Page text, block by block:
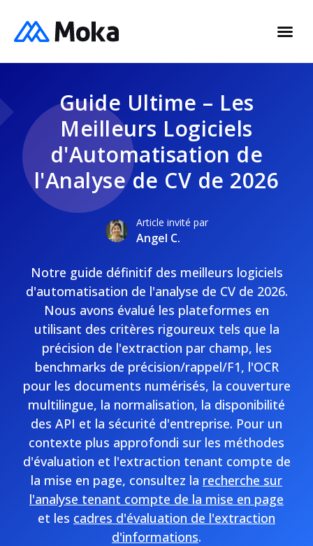
Guide Ultime – Les
Meilleurs Logiciels
d'Automatisation de
l'Analyse de CV de 2026
Article invité par
Angel C.
Notre guide définitif des meilleurs logiciels
d'automatisation de l'analyse de CV de 2026.
Nous avons évalué les plateformes en
utilisant des critères rigoureux tels que la
précision de l'extraction par champ, les
benchmarks de précision/rappel/F1, l'OCR
pour les documents numérisés, la couverture
multilingue, la normalisation, la disponibilité
des API et la sécurité d'entreprise. Pour un
contexte plus approfondi sur les méthodes
d'évaluation et l'extraction tenant compte de
la mise en page, consultez la recherche sur
l'analyse tenant compte de la mise en page
et les cadres d'évaluation de l'extraction
d'informations.